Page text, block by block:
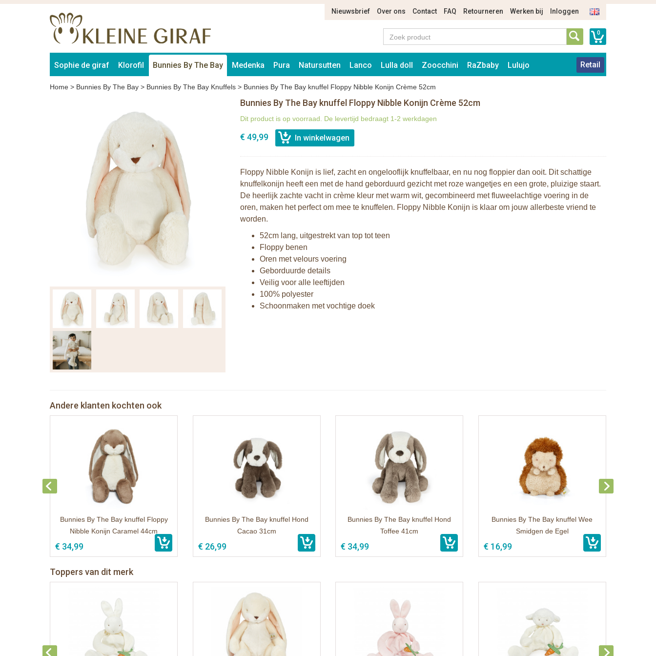
Nieuwsbrief Over ons Contact FAQ Retourneren Werken bij Inloggen
0
Sophie de giraf Klorofil Bunnies By The Bay Medenka Pura Natursutten Lanco Lulla doll Zoocchini RaZbaby Lulujo Retail
Home > Bunnies By The Bay > Bunnies By The Bay Knuffels > Bunnies By The Bay knuffel Floppy Nibble Konijn Crème 52cm
Bunnies By The Bay knuffel Floppy Nibble Konijn Crème 52cm
Dit product is op voorraad. De levertijd bedraagt 1-2 werkdagen
€ 49,99
Floppy Nibble Konijn is lief, zacht en ongelooflijk knuffelbaar, en nu nog floppier dan ooit. Dit schattige
knuffelkonijn heeft een met de hand geborduurd gezicht met roze wangetjes en een grote, pluizige staart.
De heerlijk zachte vacht in crème kleur met warm wit, gecombineerd met fluweelachtige voering in de
oren, maken het perfect om mee te knuffelen. Floppy Nibble Konijn is klaar om jouw allerbeste vriend te
worden.
52cm lang, uitgestrekt van top tot teen
Floppy benen
Oren met velours voering
Geborduurde details
Veilig voor alle leeftijden
100% polyester
Schoonmaken met vochtige doek
Andere klanten kochten ook
Bunnies By The Bay knuffel Floppy
Nibble Konijn Caramel 44cm
€ 34,99
Bunnies By The Bay knuffel Hond
Cacao 31cm
€ 26,99
Bunnies By The Bay knuffel Hond
Toffee 41cm
€ 34,99
Bunnies By The Bay knuffel Wee
Smidgen de Egel
€ 16,99
Toppers van dit merk